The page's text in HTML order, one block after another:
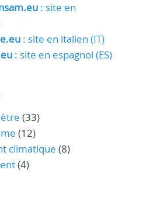
: site en
: site en italien (IT)
: site en espagnol (ES)
(33)
(12)
climatique (8)
(4)